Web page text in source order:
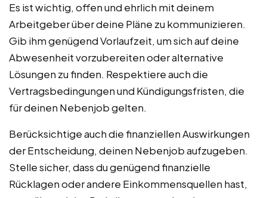
Es ist wichtig, offen und ehrlich mit deinem
Arbeitgeber über deine Pläne zu kommunizieren.
Gib ihm genügend Vorlaufzeit, um sich auf deine
Abwesenheit vorzubereiten oder alternative
Lösungen zu finden. Respektiere auch die
Vertragsbedingungen und Kündigungsfristen, die
für deinen Nebenjob gelten.
Berücksichtige auch die finanziellen Auswirkungen
der Entscheidung, deinen Nebenjob aufzugeben.
Stelle sicher, dass du genügend finanzielle
Rücklagen oder andere Einkommensquellen hast,